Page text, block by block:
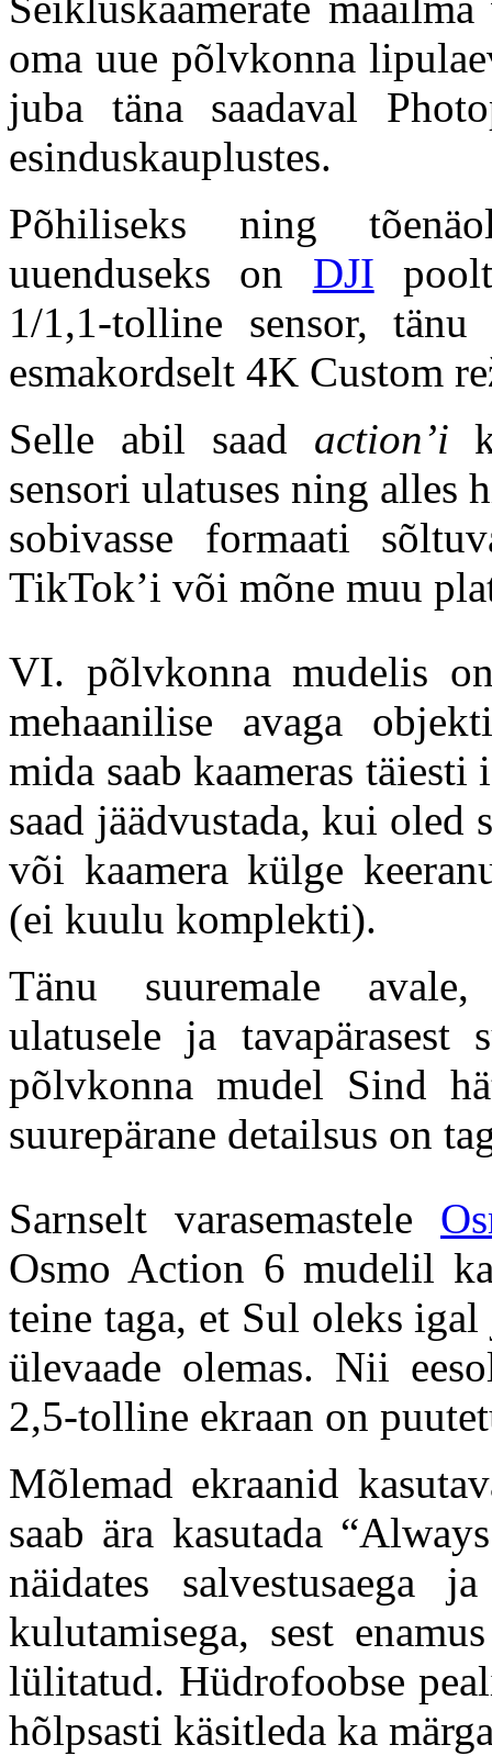
oma uue põlvkonna
juba täna saadaval
esinduskauplustes.
Põhiliseks ning
uuenduseks on DJI
1/1,1-tolline sensor,
esmakordselt 4K Custom
Selle abil saad action’i
sensori ulatuses ning alles
sobivasse formaati
TikTok’i või mõne muu
VI. põlvkonna mudelis
mehaanilise avaga
mida saab kaameras täiesti
saad jäädvustada, kui
või kaamera külge
(ei kuulu komplekti).
Tänu suuremale avale,
ulatusele ja tavapärasest
põlvkonna mudel Sind
suurepärane detailsus on
Sarnselt varasemastele
Osmo Action 6 mudelil
teine taga, et Sul oleks
ülevaade olemas. Nii
2,5-tolline ekraan on
Mõlemad ekraanid
saab ära kasutada
näidates salvestusaega
kulutamisega, sest
lülitatud. Hüdrofoobse
hõlpsasti käsitleda ka